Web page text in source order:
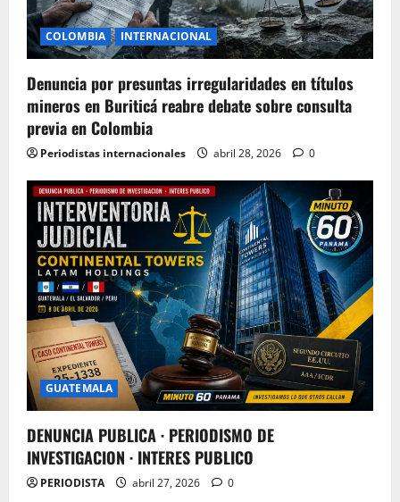
COLOMBIA INTERNACIONAL
Denuncia por presuntas irregularidades en títulos
mineros en Buriticá reabre debate sobre consulta
previa en Colombia
Periodistas internacionales abril 28, 2026 0
GUATEMALA
DENUNCIA PUBLICA · PERIODISMO DE
INVESTIGACION · INTERES PUBLICO
PERIODISTA abril 27, 2026 0